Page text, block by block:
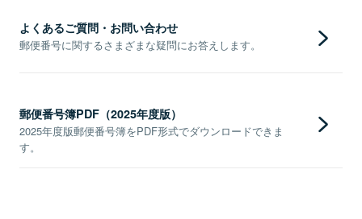
よくあるご質問・お問い合わせ
郵便番号に関するさまざまな疑問にお答えします。
郵便番号簿PDF（2025年度版）
2025年度版郵便番号簿をPDF形式でダウンロードできま
す。